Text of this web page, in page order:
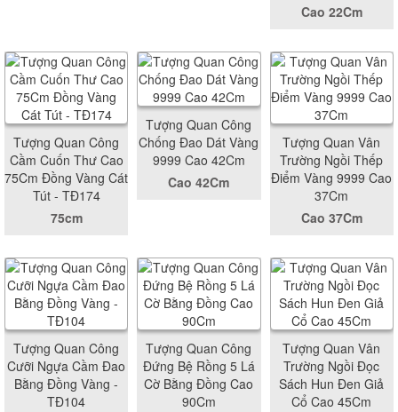
Cao 22Cm
Tượng Quan Công
Cầm Cuốn Thư Cao
75Cm Đồng Vàng Cát
Tút - TĐ174
75cm
Tượng Quan Công
Chống Đao Dát Vàng
9999 Cao 42Cm
Cao 42Cm
Tượng Quan Vân
Trường Ngồi Thếp
Điểm Vàng 9999 Cao
37Cm
Cao 37Cm
Tượng Quan Công
Cưỡi Ngựa Cầm Đao
Bằng Đồng Vàng -
TĐ104
Tượng Quan Công
Đứng Bệ Rồng 5 Lá
Cờ Bằng Đồng Cao
90Cm
Tượng Quan Vân
Trường Ngồi Đọc
Sách Hun Đen Giả
Cổ Cao 45Cm